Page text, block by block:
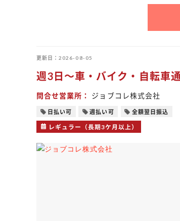
更新日 2026-08-05
週3日～車・バイク・自転車
問合せ営業所 ジョブコレ株式会社
日払い可 週払い可 全額翌日振込
レギュラー（長期3ケ月以上）